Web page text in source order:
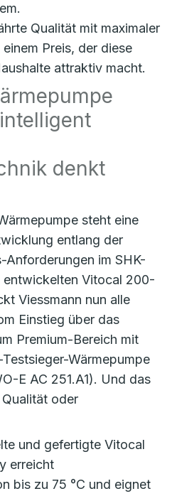
Qualität mit maximaler
Preis, der diese
attraktiv macht.
denkt
steht eine
entlang der
Anforderungen im SHK-
Vitocal 200-
Viessmann nun alle
Einstieg über das
Premium-Bereich mit
Wärmepumpe
E AC 251.A1). Und das
oder
und gefertigte Vitocal
erreicht
bis zu 75 °C und eignet